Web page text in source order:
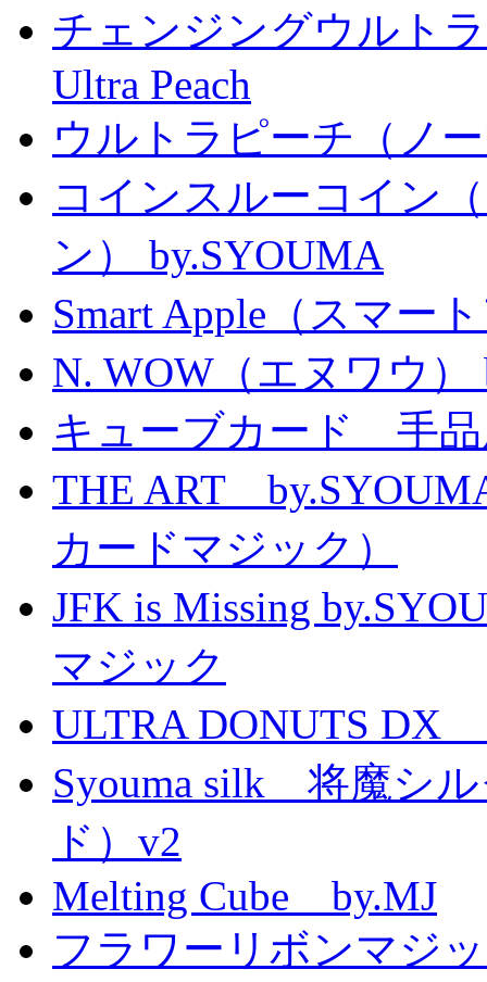
チェンジングウルト
Ultra Peach
ウルトラピーチ（ノ
コインスルーコイン
ン） by.SYOUMA
Smart Apple（スマー
N. WOW（エヌワウ）
キューブカード 手
THE ART
カードマジック）
JFK is Missing
マジック
ULTRA DONUTS DX
Syouma silk 将魔シ
ド）v2
Melting Cube by.MJ
フラワーリボンマジ